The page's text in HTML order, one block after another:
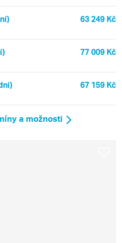
63 249 Kč
77 009 Kč
67 159 Kč
a možnosti